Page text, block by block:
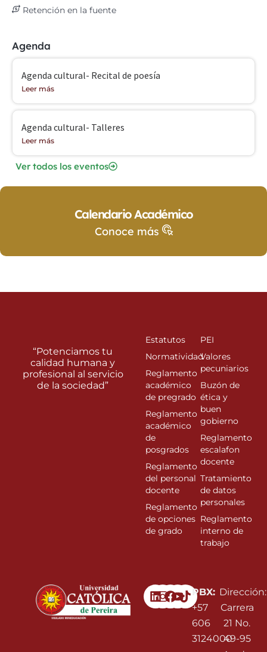
Retención en la fuente
Agenda
Agenda cultural- Recital de poesía
Leer más
Agenda cultural- Talleres
Leer más
Ver todos los eventos
Calendario Académico
Conoce más
Linkedin
Instagram
Facebook
Youtube
PBX:
+57
606
3124000
Dirección:
Carrera
21 No.
49-95
“Potenciamos tu
calidad humana y
profesional al servicio
de la sociedad”
Estatutos
Normatividad
Reglamento
académico
de pregrado
Reglamento
académico
de
posgrados
Reglamento
del personal
docente
Reglamento
de opciones
de grado
PEI
Valores
pecuniarios
Buzón de
ética y
buen
gobierno
Reglamento
escalafon
docente
Tratamiento
de datos
personales
Reglamento
interno de
trabajo